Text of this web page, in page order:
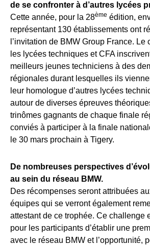
de se confronter à d’autres lycées
Cette année, pour la 28ème édition,
représentant 130 établissements ont
l’invitation de BMW Group France. Le
les lycées techniques et CFA
meilleurs jeunes techniciens à des
régionales durant lesquelles ils
leur homologue d’autres lycées
autour de diverses épreuves
trinômes gagnants de chaque finale
conviés à participer à la finale
le 30 mars prochain à Tigery.
De nombreuses perspectives
au sein du réseau BMW.
Des récompenses seront attribuées
équipes qui se verront également
attestant de ce trophée. Ce challenge
pour les participants d’établir une
avec le réseau BMW et l’opportunité,